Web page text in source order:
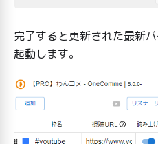
完了すると更新された最新
起動します。